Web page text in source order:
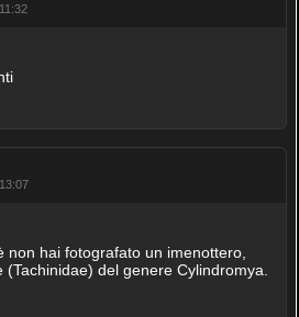
non hai fotografato un imenottero,
del genere Cylindromya.